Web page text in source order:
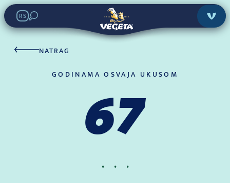
RS
NATRAG
GODINAMA OSVAJA UKUSOM
67
· · ·